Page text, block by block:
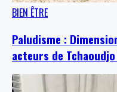
BIEN ÊTRE
Paludisme :
acteurs de Tchaoudjo